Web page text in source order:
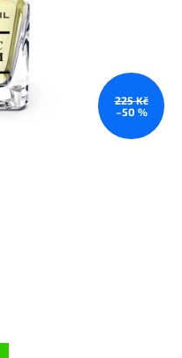
225 Kč
–50 %